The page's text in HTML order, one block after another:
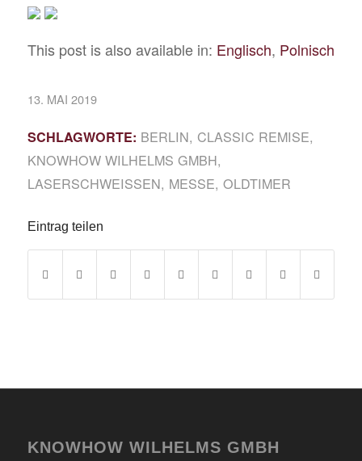
This post is also available in: Englisch Polnisch
13. MAI 2019
SCHLAGWORTE: BERLIN, CLASSIC REMISE,
KNOWHOW WILHELMS GMBH,
LASERSCHWEISSEN , MESSE, OLDTIMER
Eintrag teilen
KNOWHOW WILHELMS GMBH